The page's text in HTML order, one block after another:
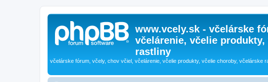
www.vcely.sk - včelárske
včelárenie, včelie
rastliny
včelárske fórum, včely, chov včiel, včelárenie, včelie produkty, včelie choroby, včelárske